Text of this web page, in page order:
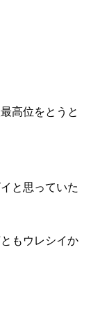
高位をとうと
と思っていた
もウレシイか